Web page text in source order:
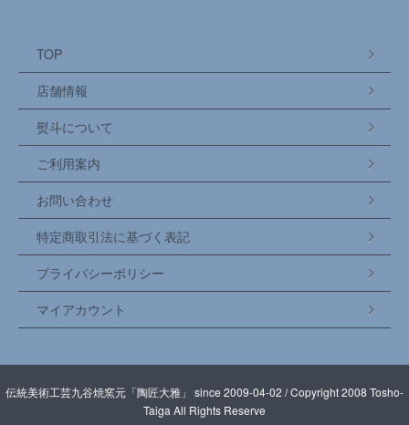
TOP
店舗情報
熨斗について
ご利用案内
お問い合わせ
特定商取引法に基づく表記
プライバシーポリシー
マイアカウント
伝統美術工芸九谷焼窯元「陶匠大雅」 since 2009-04-02 / Copyright 2008 Tosho-
Taiga All Rights Reserve